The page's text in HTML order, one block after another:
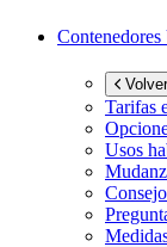
Contenedores
Tarifas
Usos